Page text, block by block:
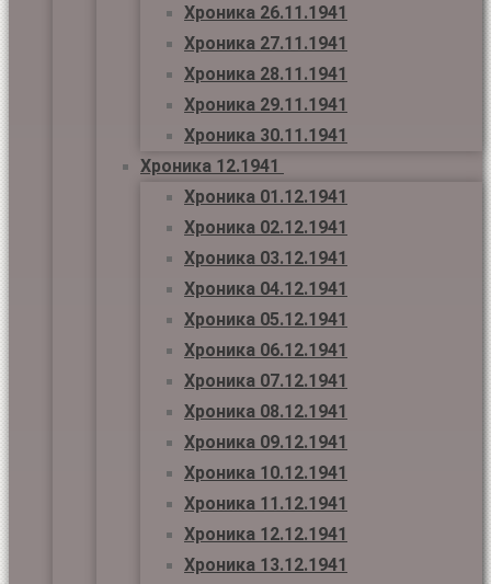
Хроника 26.11.1941
Хроника 27.11.1941
Хроника 28.11.1941
Хроника 29.11.1941
Хроника 30.11.1941
Хроника 12.1941
Хроника 01.12.1941
Хроника 02.12.1941
Хроника 03.12.1941
Хроника 04.12.1941
Хроника 05.12.1941
Хроника 06.12.1941
Хроника 07.12.1941
Хроника 08.12.1941
Хроника 09.12.1941
Хроника 10.12.1941
Хроника 11.12.1941
Хроника 12.12.1941
Хроника 13.12.1941